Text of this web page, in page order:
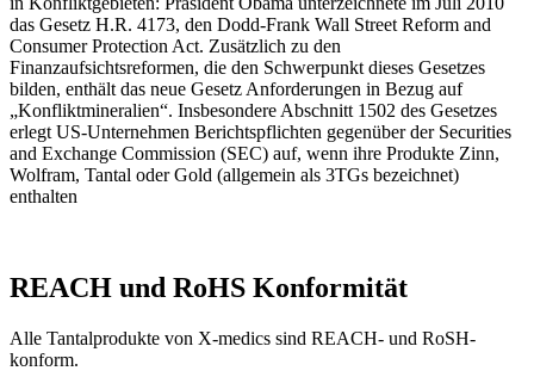
das Gesetz H.R. 4173, den Dodd-Frank Wall Street Reform and
Consumer Protection Act. Zusätzlich zu den
Finanzaufsichtsreformen, die den Schwerpunkt dieses Gesetzes
bilden, enthält das neue Gesetz Anforderungen in Bezug auf
„Konfliktmineralien“. Insbesondere Abschnitt 1502 des Gesetzes
erlegt US-Unternehmen Berichtspflichten gegenüber der Securities
and Exchange Commission (SEC) auf, wenn ihre Produkte Zinn,
Wolfram, Tantal oder Gold (allgemein als 3TGs bezeichnet)
enthalten
REACH und RoHS Konformität
Alle Tantalprodukte von X-medics sind REACH- und RoSH-
konform.